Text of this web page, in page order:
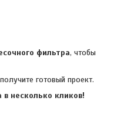
фильтра, чтобы
готовый проект.
несколько кликов!